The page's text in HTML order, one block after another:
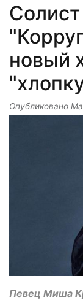
новый
Опубликовано
Певец Миша